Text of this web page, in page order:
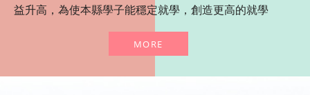
益升高，為使本縣學子能穩定就學，創造更高的就學
導工作，期能建立完備的輔導體系以維護與促進學生的
業輔導人員協助國民中小學處理嚴重心理適應與行為偏
MORE